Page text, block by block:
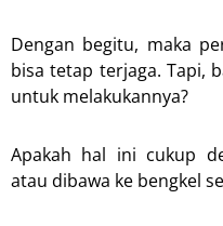
Dengan begitu, maka
bisa tetap terjaga. Tapi,
untuk melakukannya?
Apakah hal ini cukup
atau dibawa ke bengkel